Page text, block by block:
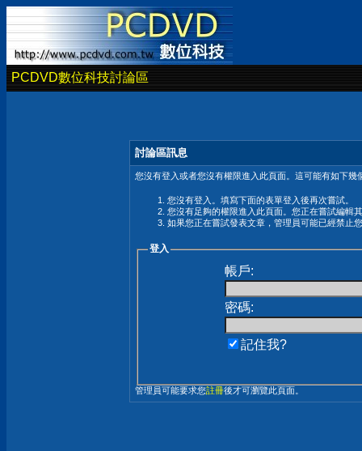
PCDVD數位科技討論區
討論區訊息
您沒有登入或者您沒有權限進入此頁面。這可能有如下幾
您沒有登入。填寫下面的表單登入後再次嘗試。
您沒有足夠的權限進入此頁面。您正在嘗試編輯
如果您正在嘗試發表文章，管理員可能已經禁止
登入
帳戶:
密碼:
記住我?
管理員可能要求您註冊後才可瀏覽此頁面。